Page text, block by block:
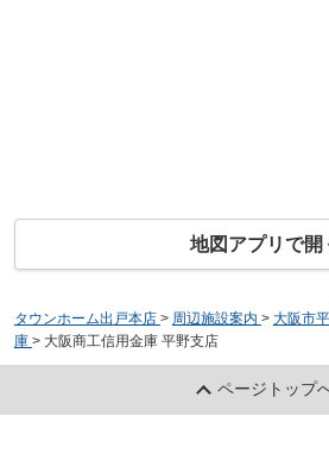
地図アプリで開
タウンホーム出戸本店 > 周辺施設案内 > 大阪市
庫 > 大阪商工信用金庫 平野支店
ページトップ